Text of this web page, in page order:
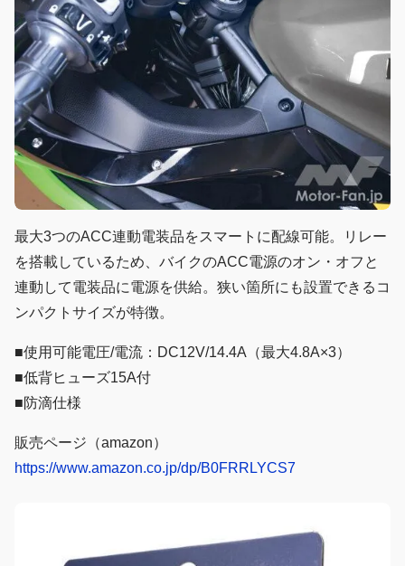
最大3つのACC連動電装品をスマートに配線可能。リレー
を搭載しているため、バイクのACC電源のオン・オフと
連動して電装品に電源を供給。狭い箇所にも設置できるコ
ンパクトサイズが特徴。
■使用可能電圧/電流：DC12V/14.4A（最大4.8A×3）
■低背ヒューズ15A付
■防滴仕様
販売ページ（amazon）
https://www.amazon.co.jp/dp/B0FRRLYCS7